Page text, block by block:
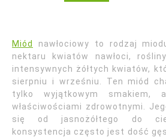
Miód
nawłociowy to rodzaj
nektaru kwiatów nawłoci,
intensywnych żółtych kwiatów,
sierpniu i wrześniu. Ten miód
tylko wyjątkowym smakiem,
właściwościami zdrowotnymi.
się od jasnożółtego do
konsystencja często jest dość